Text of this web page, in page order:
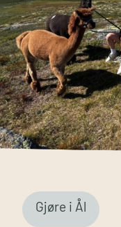
Gjøre i Ål